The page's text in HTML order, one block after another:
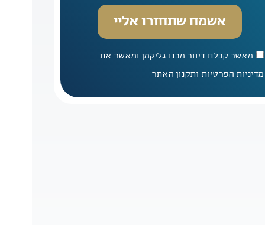
מאשר קבלת דיוור מבנו גליקמן ומאשר את
מדיניות הפרטיות ותקנון האתר
אשמח שתחזרו אליי